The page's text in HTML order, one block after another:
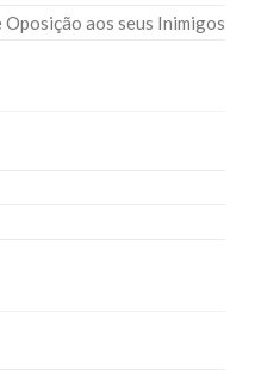
Oposição aos seus Inimigos